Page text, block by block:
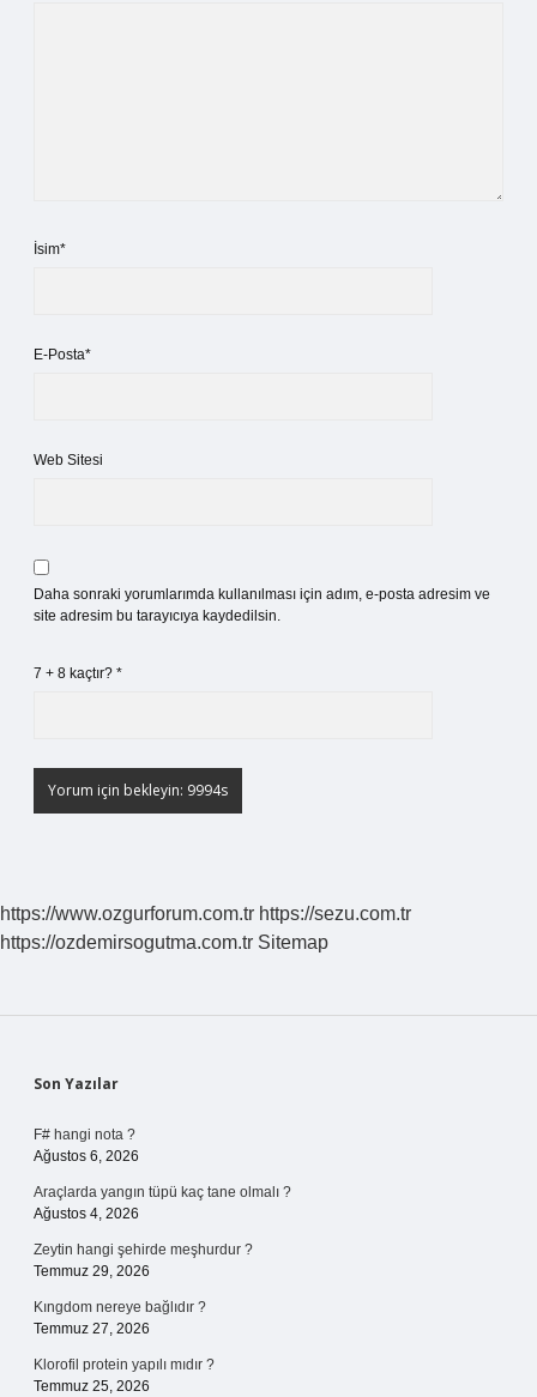
İsim*
E-Posta*
Web Sitesi
Daha sonraki yorumlarımda kullanılması için adım, e-posta adresim ve
site adresim bu tarayıcıya kaydedilsin.
7 + 8 kaçtır? *
https://www.ozgurforum.com.tr https://sezu.com.tr
https://ozdemirsogutma.com.tr Sitemap
Sidebar
Son Yazılar
F# hangi nota ?
Ağustos 6, 2026
Araçlarda yangın tüpü kaç tane olmalı ?
Ağustos 4, 2026
Zeytin hangi şehirde meşhurdur ?
Temmuz 29, 2026
Kıngdom nereye bağlıdır ?
Temmuz 27, 2026
Klorofil protein yapılı mıdır ?
Temmuz 25, 2026